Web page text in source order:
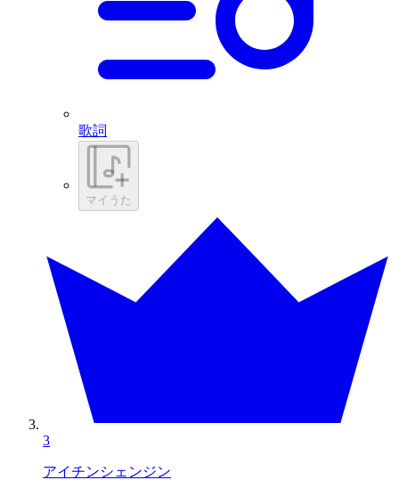
歌詞
マイうた
3
アイチンシェンジン